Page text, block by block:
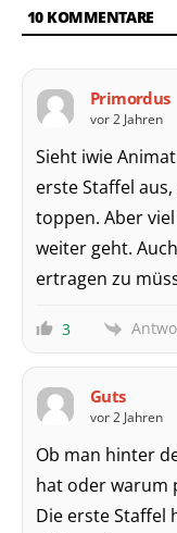
10KOMMENTARE
Primordus
vor 2 Jahren
Sieht iwie
erste Staffel
toppen. Aber
weiter geht.
ertragen zu
3
Guts
vor 2 Jahren
Ob man hinter
hat oder warum
Die erste Staffel